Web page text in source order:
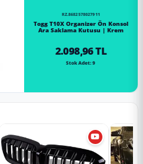
RZ.8682578027911
Togg T10X Organizer Ön Konsol
Ara Saklama Kutusu | Krem
2.098,96 TL
Stok Adet: 9